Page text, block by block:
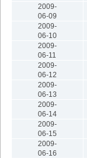
2009-
06-09
2009-
06-10
2009-
06-11
2009-
06-12
2009-
06-13
2009-
06-14
2009-
06-15
2009-
06-16